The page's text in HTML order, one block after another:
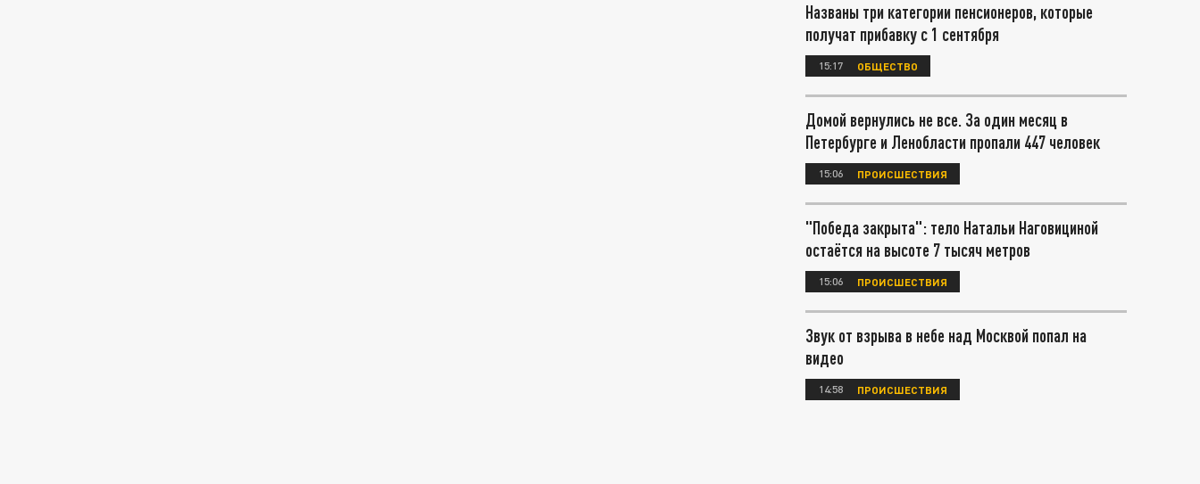
Названы три категории пенсионеров, которые
получат прибавку с 1 сентября
15:17 ОБЩЕСТВО
Домой вернулись не все. За один месяц в
Петербурге и Ленобласти пропали 447 человек
15:06 ПРОИСШЕСТВИЯ
"Победа закрыта": тело Натальи Наговициной
остаётся на высоте 7 тысяч метров
15:06 ПРОИСШЕСТВИЯ
Звук от взрыва в небе над Москвой попал на
видео
14:58 ПРОИСШЕСТВИЯ